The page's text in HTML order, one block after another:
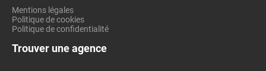
Mentions légales
Politique de cookies
Politique de confidentialité
Trouver une agence